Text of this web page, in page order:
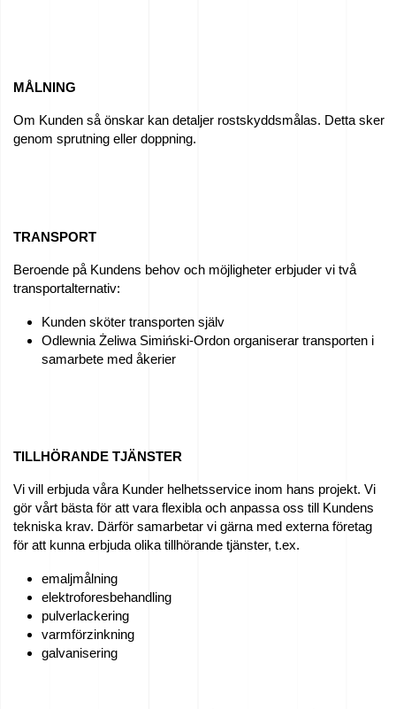
salu
EU-
sponsrar
–
We
love
horses
gjuteriet
Kontakt
MÅLNING
Om Kunden så önskar kan detaljer rostskyddsmålas. Detta sker
genom sprutning eller doppning.
TRANSPORT
Beroende på Kundens behov och möjligheter erbjuder vi två
transportalternativ:
Kunden sköter transporten själv
Odlewnia Żeliwa Simiński-Ordon organiserar transporten i
samarbete med åkerier
TILLHÖRANDE TJÄNSTER
Vi vill erbjuda våra Kunder helhetsservice inom hans projekt. Vi
gör vårt bästa för att vara flexibla och anpassa oss till Kundens
tekniska krav. Därför samarbetar vi gärna med externa företag
för att kunna erbjuda olika tillhörande tjänster, t.ex.
emaljmålning
elektroforesbehandling
pulverlackering
varmförzinkning
galvanisering